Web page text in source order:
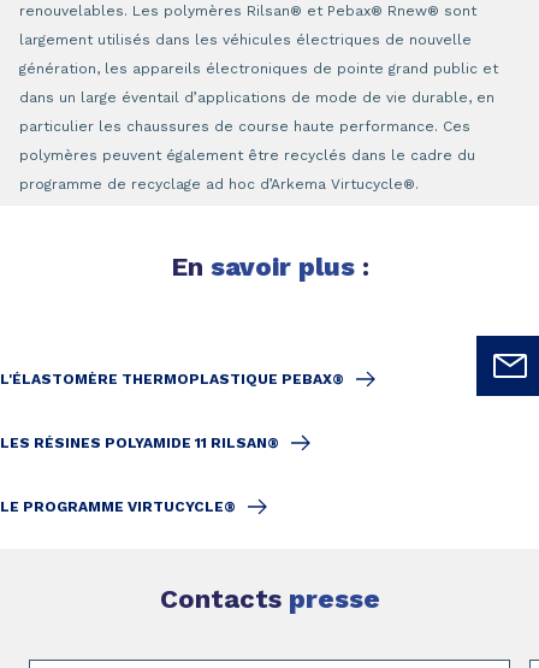
renouvelables. Les polymères Rilsan® et Pebax® Rnew® sont
largement utilisés dans les véhicules électriques de nouvelle
génération, les appareils électroniques de pointe grand public et
dans un large éventail d’applications de mode de vie durable, en
particulier les chaussures de course haute performance. Ces
polymères peuvent également être recyclés dans le cadre du
programme de recyclage ad hoc d’Arkema Virtucycle®.
En savoir plus :
L'ÉLASTOMÈRE THERMOPLASTIQUE PEBAX®
LES RÉSINES POLYAMIDE 11 RILSAN®
LE PROGRAMME VIRTUCYCLE®
Contacts presse
Page 1 of 2